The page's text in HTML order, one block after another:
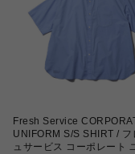
Fresh Service
UNIFORM S/S SHIRT / フ
ュサービス コーポレート